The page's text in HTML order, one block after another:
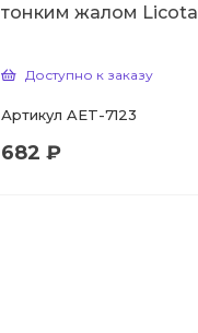
тонким жалом Licota
Доступно к заказу
Артикул AET-7123
682 ₽